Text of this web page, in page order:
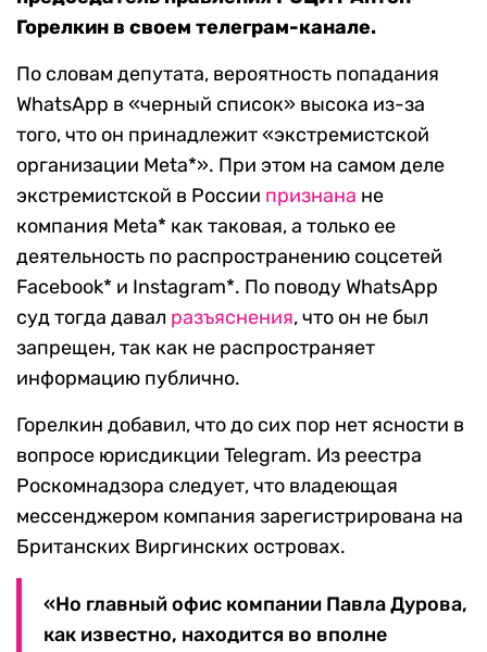
Горелкин в своем телеграм-канале.
По словам депутата, вероятность попадания
WhatsApp в «черный список» высока из-за
того, что он принадлежит «экстремистской
организации Meta*». При этом на самом деле
экстремистской в России признана не
компания Meta* как таковая, а только ее
деятельность по распространению соцсетей
Facebook* и Instagram*. По поводу WhatsApp
суд тогда давал разъяснения, что он не был
запрещен, так как не распространяет
информацию публично.
Горелкин добавил, что до сих пор нет ясности в
вопросе юрисдикции Telegram. Из реестра
Роскомнадзора следует, что владеющая
мессенджером компания зарегистрирована на
Британских Виргинских островах.
«Но главный офис компании Павла Дурова,
как известно, находится во вполне